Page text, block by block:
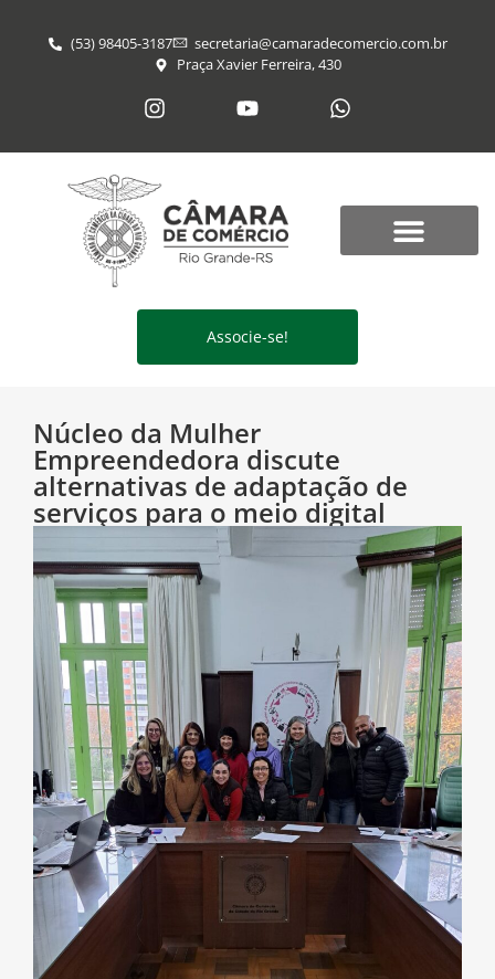
(53) 98405-3187
secretaria@​camaradecomercio.com.br
Praça Xavier Ferreira, 430
Associe-se!
Núcleo da Mulher
Empreendedora discute
alternativas de adaptação de
serviços para o meio digital